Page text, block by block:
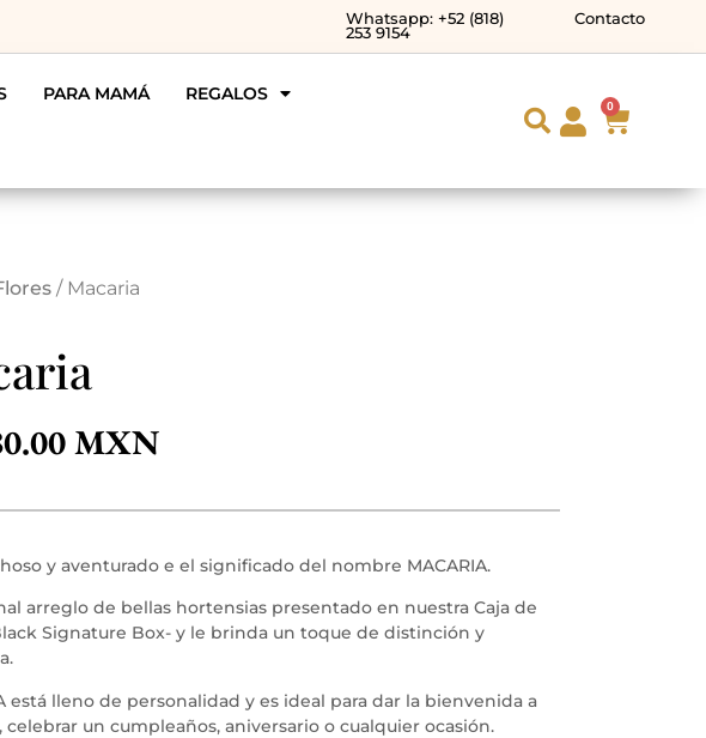
Whatsapp: +52 (818)
253 9154
Contacto
PARA MAMÁ REGALOS
0
/ Macaria
y aventurado e el significado del nombre MACARIA.
arreglo de bellas hortensias presentado en nuestra Caja de
Signature Box- y le brinda un toque de distinción y
está lleno de personalidad y es ideal para dar la bienvenida a
celebrar un cumpleaños, aniversario o cualquier ocasión.